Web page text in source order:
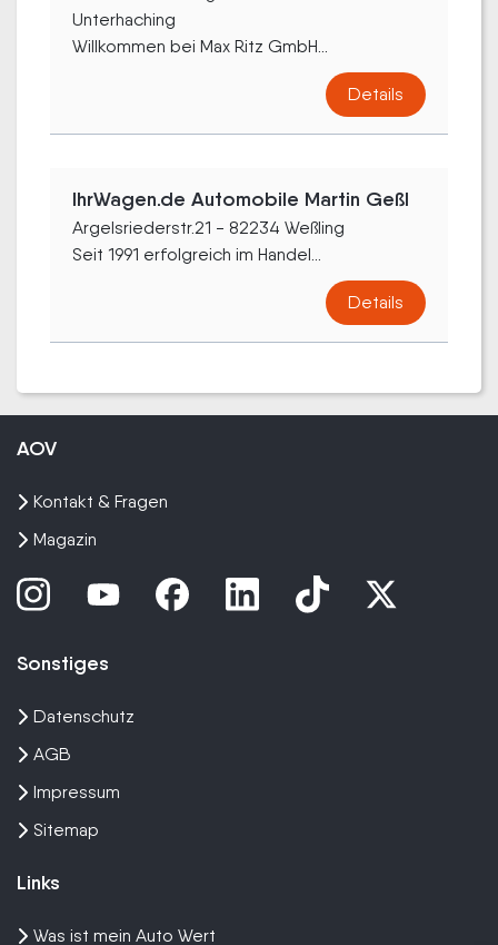
Unterhaching
Willkommen bei Max Ritz GmbH...
Details
IhrWagen.de Automobile Martin Geßl
Argelsriederstr.21 - 82234 Weßling
Seit 1991 erfolgreich im Handel...
Details
AOV
Kontakt & Fragen
Magazin
Sonstiges
Datenschutz
AGB
Impressum
Sitemap
Links
Was ist mein Auto Wert